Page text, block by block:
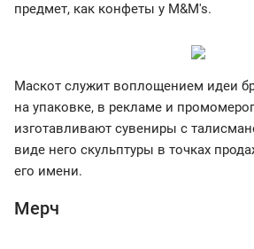
предмет, как конфеты у M&M's.
Маскот служит воплощением идеи
на упаковке, в рекламе и
изготавливают сувениры с
виде него скульптуры в точках
его имени.
Мерч